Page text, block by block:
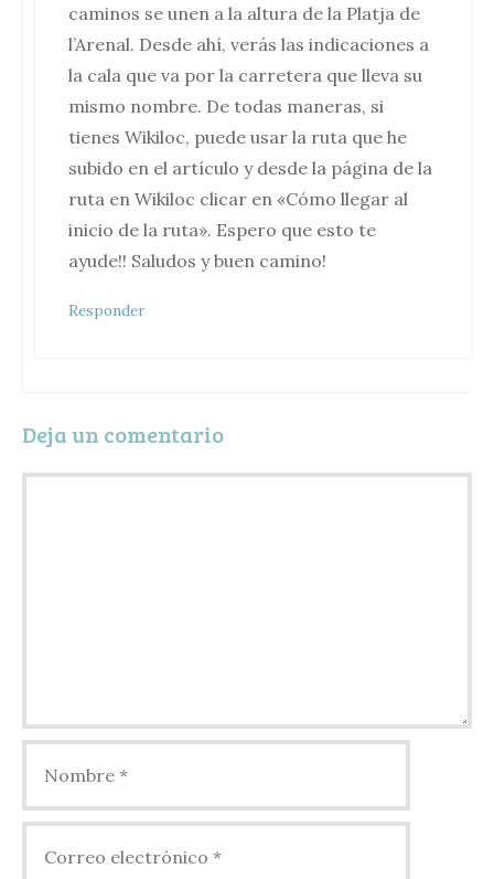
caminos se unen a la altura de la Platja de
l’Arenal. Desde ahí, verás las indicaciones a
la cala que va por la carretera que lleva su
mismo nombre. De todas maneras, si
tienes Wikiloc, puede usar la ruta que he
subido en el artículo y desde la página de la
ruta en Wikiloc clicar en «Cómo llegar al
inicio de la ruta». Espero que esto te
ayude!! Saludos y buen camino!
Responder
Deja un comentario
electrónico